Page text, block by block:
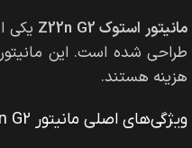
مانیتور استوک Z22n G2
طراحی شده است. این
هزینه هستند.
ویژگی‌های اصلی مانیتور Z22n G2